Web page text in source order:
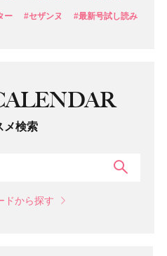
ー #セザンヌ #最新号試し読み
メ検索
ドから探す